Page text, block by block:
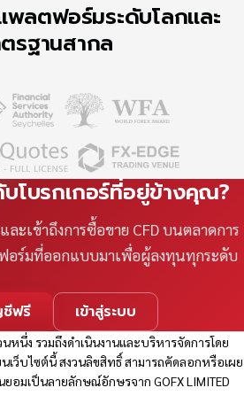
ลตฟอร์มระดับโลกและ
รฐานสากล
โบรกเกอร์ที่อยู่ข้างคุณ?
ะเข้าถึงการซื้อขาย CFD บนตลาดการ
อร์มที่ออกแบบมาเพื่อผู้ลงทุนทุกระดับ
ฟรี เข้าสู่ระบบ
หนึ่ง รวมถึงดำเนินงานและบริหารจัดการโดย
เว็บไซต์นี้ สงวนลิขสิทธิ์ สามารถคัดลอกหรือเผย
อมเป็นลายลักษณ์อักษรจาก GOFX LIMITED